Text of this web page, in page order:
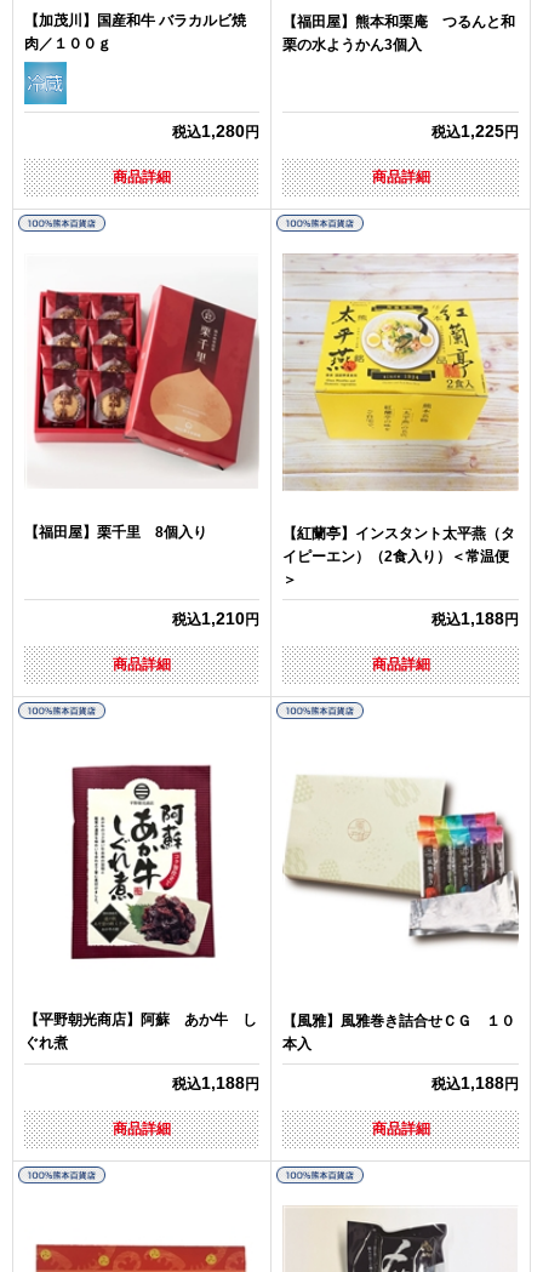
【加茂川】国産和牛 バラカルビ焼
肉／１００ｇ
税込1,280円
商品詳細
【福田屋】熊本和栗庵 つるんと和
栗の水ようかん3個入
税込1,225円
商品詳細
【福田屋】栗千里 8個入り
税込1,210円
商品詳細
【紅蘭亭】インスタント太平燕（タ
イピーエン）（2食入り）＜常温便
＞
税込1,188円
商品詳細
【平野朝光商店】阿蘇 あか牛 し
ぐれ煮
税込1,188円
商品詳細
【風雅】風雅巻き詰合せＣＧ １０
本入
税込1,188円
商品詳細